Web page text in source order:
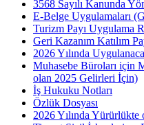
3568 Sayılı Kanunda
E-Belge Uygulamaları
Turizm Payı Uygulama
Geri Kazanım Katılım
2026 Yılında
Muhasebe Büroları için
olan 2025 Gelirleri İçin)
İş Hukuku Notları
Özlük Dosyası
2026 Yılında